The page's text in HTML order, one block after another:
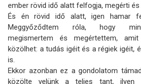
ember rövid idő alatt felfogja, megérti és
És én rövid idő alatt, igen hamar
Meggyőződtem róla, hogy
megismertem és megértettem,
közölhet: a tudás igéit és a régiek igéit,
is.
Ekkor azonban ez a gondolatom
közölte velünk a teljes tant, ilyen